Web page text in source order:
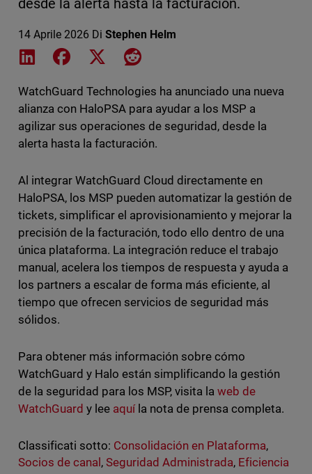
desde la alerta hasta la facturación.
14 Aprile 2026 Di Stephen Helm
Share on LinkedIn
Share on Facebook
Share on XShare on Reddit
WatchGuard Technologies ha anunciado una nueva
alianza con HaloPSA para ayudar a los MSP a
agilizar sus operaciones de seguridad, desde la
alerta hasta la facturación.
Al integrar WatchGuard Cloud directamente en
HaloPSA, los MSP pueden automatizar la gestión de
tickets, simplificar el aprovisionamiento y mejorar la
precisión de la facturación, todo ello dentro de una
única plataforma. La integración reduce el trabajo
manual, acelera los tiempos de respuesta y ayuda a
los partners a escalar de forma más eficiente, al
tiempo que ofrecen servicios de seguridad más
sólidos.
Para obtener más información sobre cómo
WatchGuard y Halo están simplificando la gestión
de la seguridad para los MSP, visita laweb de
WatchGuard y lee aquíla nota de prensa completa.
Classificati sotto: Consolidación en Plataforma,
Socios de canal , Seguridad Administrada, Eficiencia